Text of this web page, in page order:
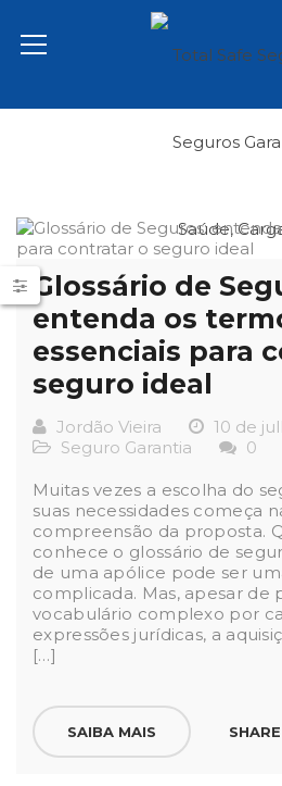
Glossário de
entenda os
essenciais para
seguro ideal
Jordão Vieira
10 de
Seguro Garantia
0
Muitas vezes a escolha do
suas necessidades começa
compreensão da proposta.
conhece o glossário de
de uma apólice pode ser
complicada. Mas, apesar de
vocabulário complexo por
expressões jurídicas, a
[…]
SAIBA MAIS SHARE